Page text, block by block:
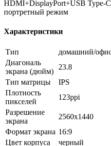
HDMI+DisplayPort+USB Type-
портретный режим
Характеристики
Тип
домашний/
Диагональ
экрана (дюйм)
23.8
Тип матрицы
IPS
Плотность
пикселей
123ppi
Разрешение
экрана
2560x1440
Формат экрана 16:9
Цвет корпуса
черный